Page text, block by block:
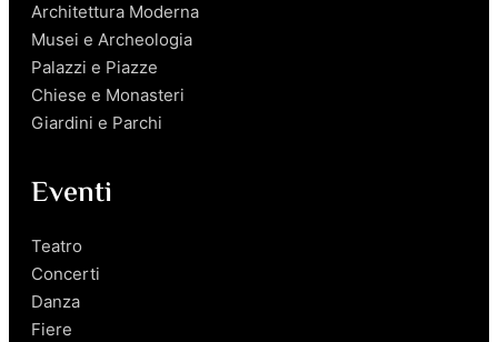
Architettura Moderna
Musei e Archeologia
Palazzi e Piazze
Chiese e Monasteri
Giardini e Parchi
Eventi
Teatro
Concerti
Danza
Fiere